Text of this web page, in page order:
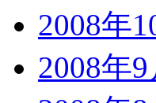
2008年
2008年9